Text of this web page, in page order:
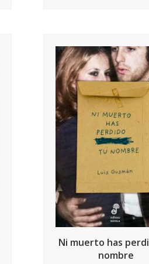
Ni muerto has
nombre